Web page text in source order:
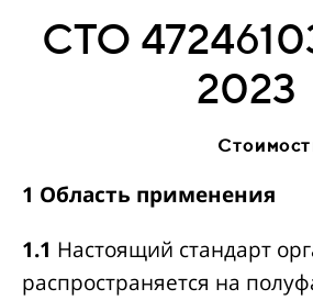
СТО
2023
1 Область применения
1.1 Настоящий стандарт
распространяется на